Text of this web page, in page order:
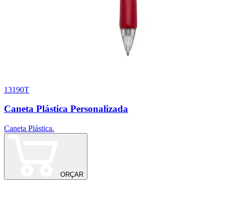
13190T
Caneta Plástica Personalizada
Caneta Plástica.
ORÇAR